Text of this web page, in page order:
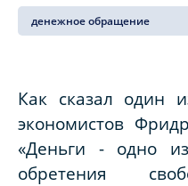
денежное обращение
Как сказал один
экономистов
«Деньги - одно
обретения